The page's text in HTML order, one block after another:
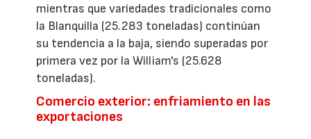
mientras que variedades tradicionales como
la Blanquilla (25.283 toneladas) continúan
su tendencia a la baja, siendo superadas por
primera vez por la William's (25.628
toneladas).
Comercio exterior: enfriamiento en las
exportaciones